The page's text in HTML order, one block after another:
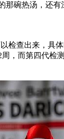
那碗热汤，还
检查出来，具
，而第四代检